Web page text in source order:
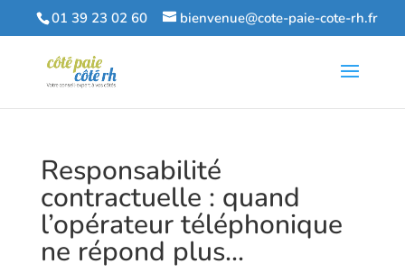
01 39 23 02 60 bienvenue@cote-paie-cote-rh.fr
Responsabilité
contractuelle : quand
l’opérateur téléphonique
ne répond plus…